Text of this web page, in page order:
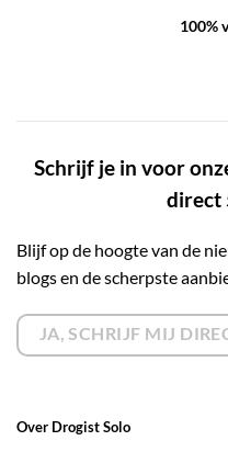
100%
Schrijf je in voor
direct
Blijf op de hoogte van de
blogs en de scherpste
JA, SCHRIJF MIJ
Over Drogist Solo